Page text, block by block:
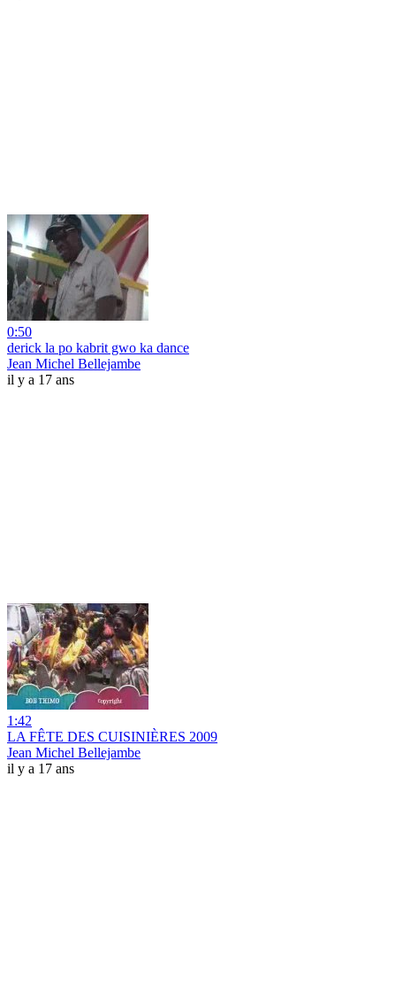
0:50
derick la po kabrit gwo ka dance
Jean Michel Bellejambe
il y a 17 ans
1:42
LA FÊTE DES CUISINIÈRES 2009
Jean Michel Bellejambe
il y a 17 ans